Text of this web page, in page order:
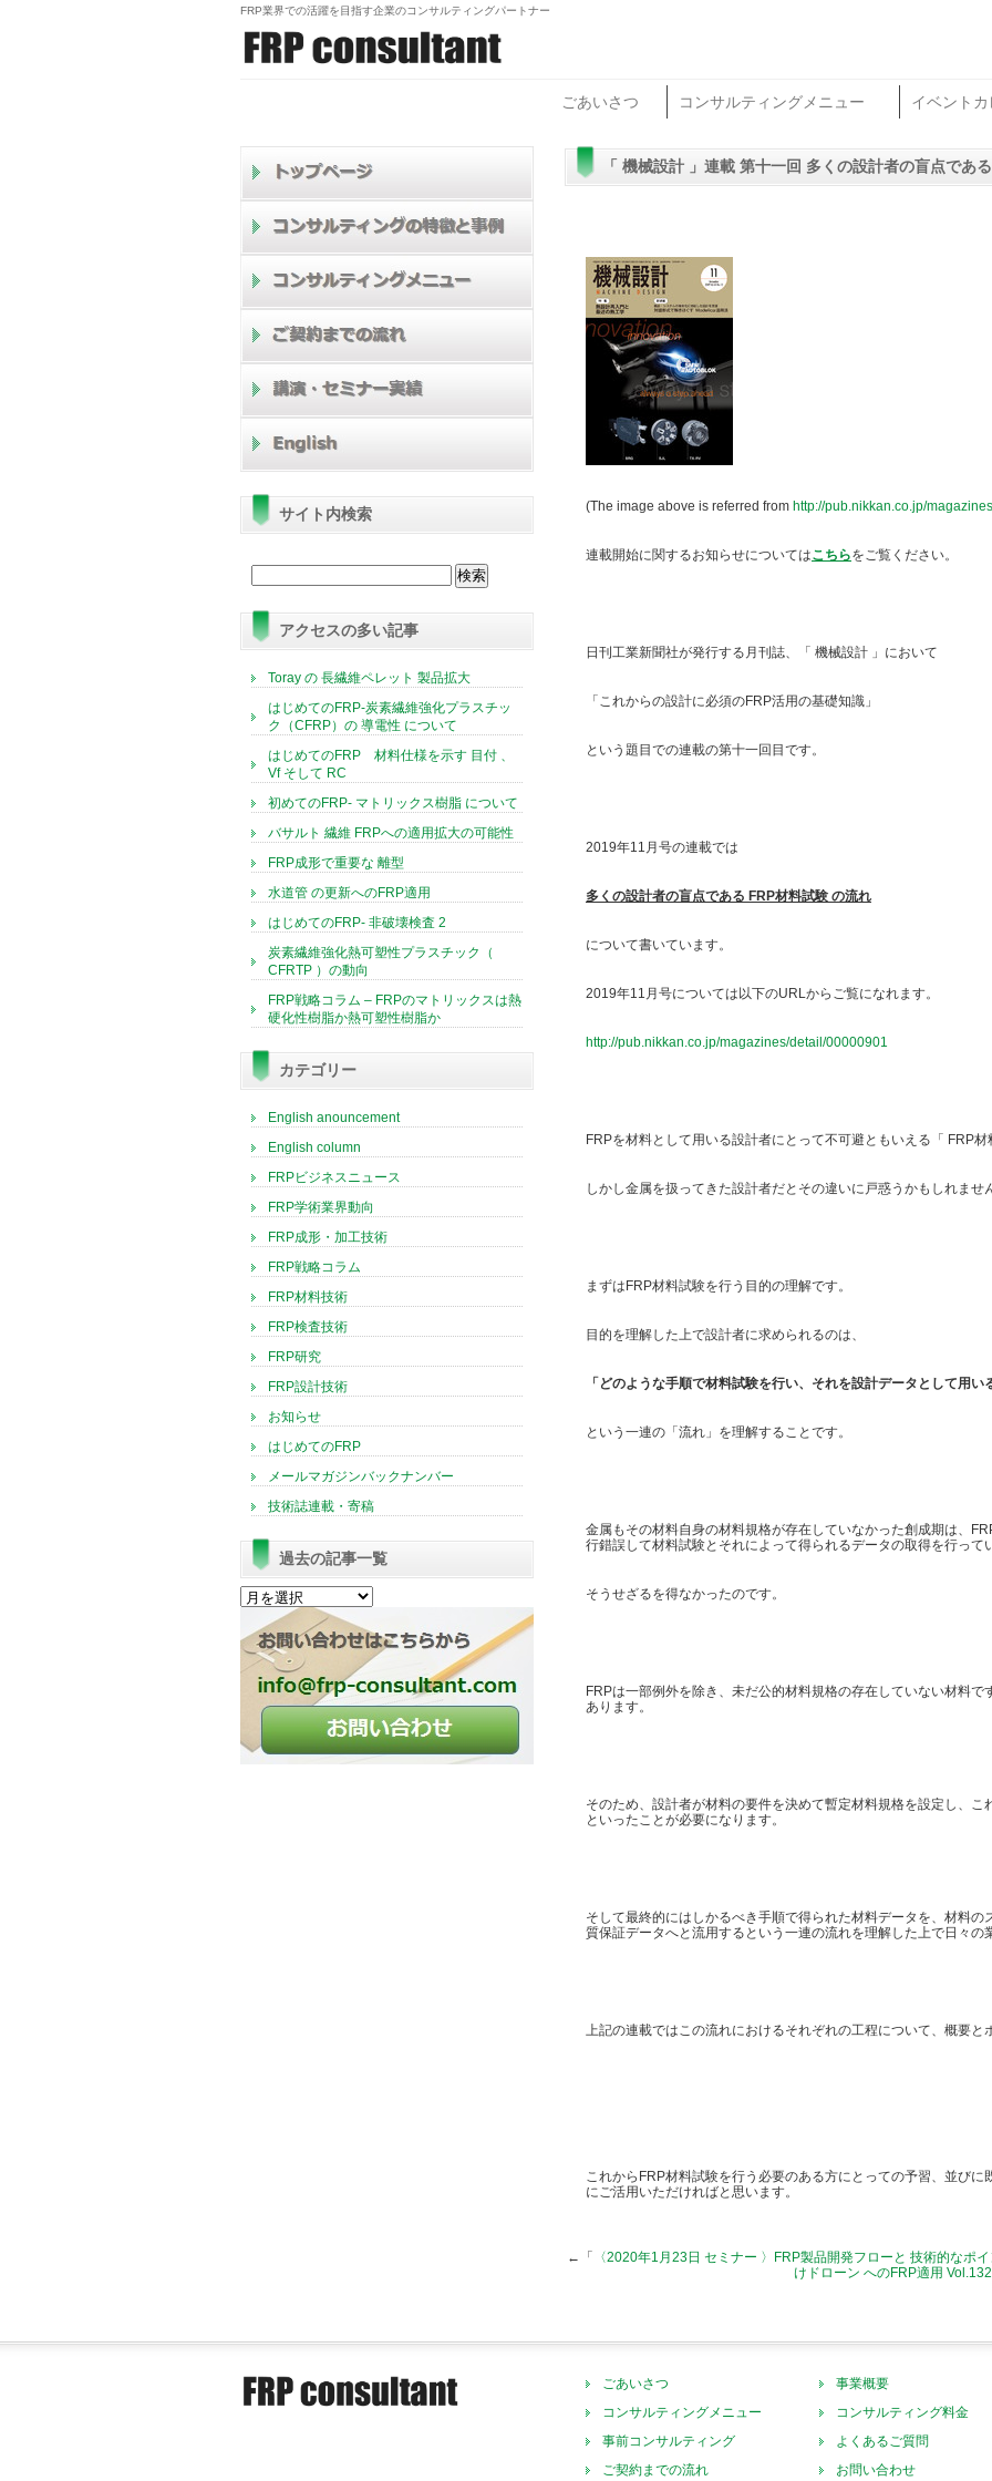
FRP業界での活躍を目指す企業のコンサルティングパートナー
ごあいさつ コンサルティングメニュー イベント
「 機械設計 」連載 第十一回 多くの設計者の盲点であ
(The image above is referred from http://pub.nikkan.co.jp/
連載開始に関するお知らせについてはこちらをご覧ください。
日刊工業新聞社が発行する月刊誌、「 機械設計 」において
「これからの設計に必須のFRP活用の基礎知識」
という題目での連載の第十一回目です。
2019年11月号の連載では
多くの設計者の盲点である FRP材料試験 の流れ
について書いています。
2019年11月号については以下のURLからご覧になれます。
http://pub.nikkan.co.jp/magazines/detail/00000901
FRPを材料として用いる設計者にとって不可避ともいえる「 FRP材
しかし金属を扱ってきた設計者だとその違いに戸惑うかもしれませ
まずはFRP材料試験を行う目的の理解です。
目的を理解した上で設計者に求められるのは、
「どのような手順で材料試験を行い、それを設計データとして用い
という一連の「流れ」を理解することです。
金属もその材料自身の材料規格が存在していなかった創成期は、
行錯誤して材料試験とそれによって得られるデータの取得を行って
そうせざるを得なかったのです。
FRPは一部例外を除き、未だ公的材料規格の存在していない材料
あります。
そのため、設計者が材料の要件を決めて暫定材料規格を設定し、こ
といったことが必要になります。
そして最終的にはしかるべき手順で得られた材料データを、材料の
質保証データへと流用するという一連の流れを理解した上で日々の
上記の連載ではこの流れにおけるそれぞれの工程について、概要と
これからFRP材料試験を行う必要のある方にとっての予習、並び
にご活用いただければと思います。
←「 〈2020年1月23日 セミナー 〉FRP製品開発フローと 技術的なポイ
けドローン へのFRP適用 Vol.132
サイト内検索
検
索:
アクセスの多い記事
Toray の 長繊維ペレット 製品拡大
はじめてのFRP-炭素繊維強化プラスチッ
ク（CFRP）の 導電性 について
はじめてのFRP 材料仕様を示す 目付 、
Vf そして RC
初めてのFRP- マトリックス樹脂 について
バサルト 繊維 FRPへの適用拡大の可能性
FRP成形で重要な 離型
水道管 の更新へのFRP適用
はじめてのFRP- 非破壊検査 2
炭素繊維強化熱可塑性プラスチック（
CFRTP ）の動向
FRP戦略コラム – FRPのマトリックスは熱
硬化性樹脂か熱可塑性樹脂か
カテゴリー
English anouncement
English column
FRPビジネスニュース
FRP学術業界動向
FRP成形・加工技術
FRP戦略コラム
FRP材料技術
FRP検査技術
FRP研究
FRP設計技術
お知らせ
はじめてのFRP
メールマガジンバックナンバー
技術誌連載・寄稿
過去の記事一覧
過
去
記
事
ごあいさつ
コンサルティングメニュー
事前コンサルティング
ご契約までの流れ
事業概要
コンサルティング料金
よくあるご質問
お問い合わせ